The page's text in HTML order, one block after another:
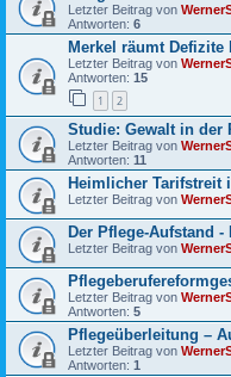
Letzter Beitrag von
Antworten: 6
Merkel räumt
Letzter Beitrag von
Antworten: 15
1 2
Studie: Gewalt in der
Letzter Beitrag von
Antworten: 11
Heimlicher Tarifstreit
Letzter Beitrag von
Der Pflege-Aufstand -
Letzter Beitrag von
Letzter Beitrag von
Antworten: 5
Pflegeüberleitung –
Letzter Beitrag von
Antworten: 1